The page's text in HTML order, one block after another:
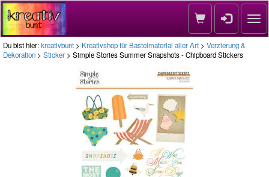
Du bist hier:kreativbunt > Kreativshop für Bastelmaterial aller Art > Verzierung &
Dekoration > Sticker > Simple Stories Summer Snapshots - Chipboard Stickers